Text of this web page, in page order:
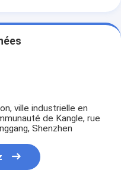
ville industrielle en
de Kangle, rue
Shenzhen